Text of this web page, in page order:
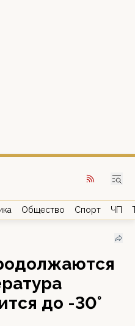
Общество Спорт ЧП
до -30°